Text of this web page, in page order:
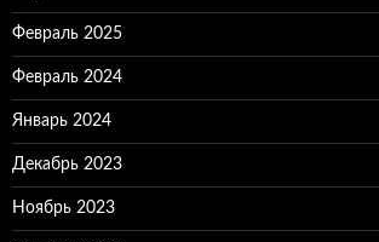
Февраль 2025
Февраль 2024
Январь 2024
Декабрь 2023
Ноябрь 2023